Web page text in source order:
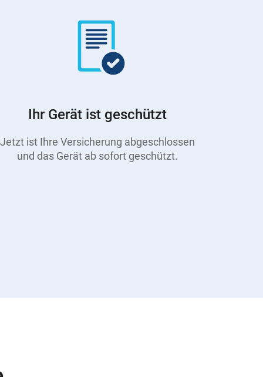
Ihr Gerät ist geschützt
Jetzt ist Ihre Versicherung abgeschlossen
und das Gerät ab sofort geschützt.